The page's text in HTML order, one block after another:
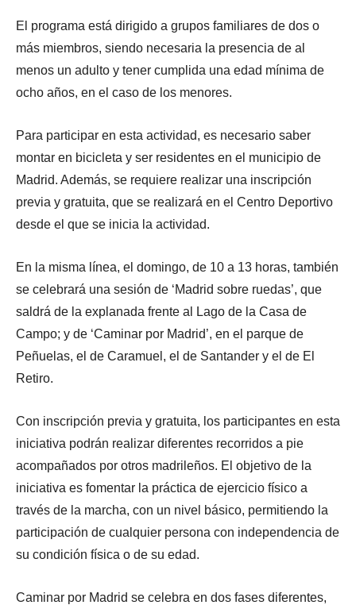
El programa está dirigido a grupos familiares de dos o
más miembros, siendo necesaria la presencia de al
menos un adulto y tener cumplida una edad mínima de
ocho años, en el caso de los menores.
Para participar en esta actividad, es necesario saber
montar en bicicleta y ser residentes en el municipio de
Madrid. Además, se requiere realizar una inscripción
previa y gratuita, que se realizará en el Centro Deportivo
desde el que se inicia la actividad.
En la misma línea, el domingo, de 10 a 13 horas, también
se celebrará una sesión de ‘Madrid sobre ruedas’, que
saldrá de la explanada frente al Lago de la Casa de
Campo; y de ‘Caminar por Madrid’, en el parque de
Peñuelas, el de Caramuel, el de Santander y el de El
Retiro.
Con inscripción previa y gratuita, los participantes en esta
iniciativa podrán realizar diferentes recorridos a pie
acompañados por otros madrileños. El objetivo de la
iniciativa es fomentar la práctica de ejercicio físico a
través de la marcha, con un nivel básico, permitiendo la
participación de cualquier persona con independencia de
su condición física o de su edad.
Caminar por Madrid se celebra en dos fases diferentes,